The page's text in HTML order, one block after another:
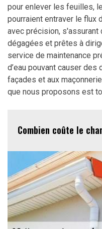
pour enlever les feuilles,
pourraient entraver le flux
avec précision,
dégagées et prêtes à
service de maintenance
d’eau pouvant causer
façades et aux
que nous proposons est
Combien coûte le